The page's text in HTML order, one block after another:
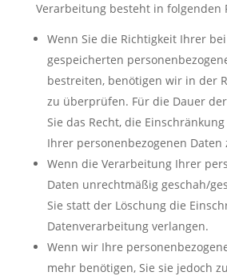
Verarbeitung besteht in folgenden
Wenn Sie die Richtigkeit Ihrer
gespeicherten
bestreiten, benötigen wir in der
zu überprüfen. Für die Dauer
Sie das Recht, die
Ihrer personenbezogenen Daten
Wenn die Verarbeitung Ihrer
Daten unrechtmäßig geschah/
Sie statt der Löschung die
Datenverarbeitung verlangen.
Wenn wir Ihre
mehr benötigen, Sie sie jedoch